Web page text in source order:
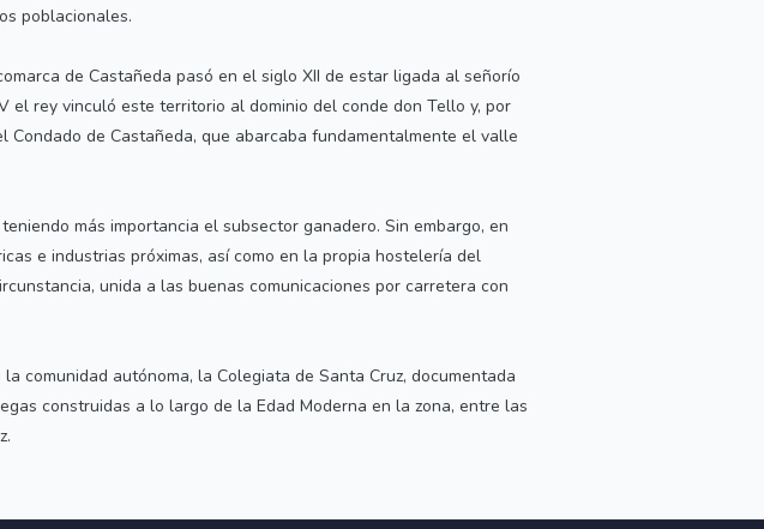
poblacionales.
de Castañeda pasó en el siglo XII de estar ligada al señorío
el rey vinculó este territorio al dominio del conde don Tello y, por
de Castañeda, que abarcaba fundamentalmente el valle
más importancia el subsector ganadero. Sin embargo, en
e industrias próximas, así como en la propia hostelería del
unida a las buenas comunicaciones por carretera con
comunidad autónoma, la Colegiata de Santa Cruz, documentada
construidas a lo largo de la Edad Moderna en la zona, entre las